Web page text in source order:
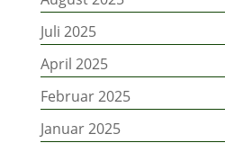
Juli 2025
April 2025
Februar 2025
Januar 2025